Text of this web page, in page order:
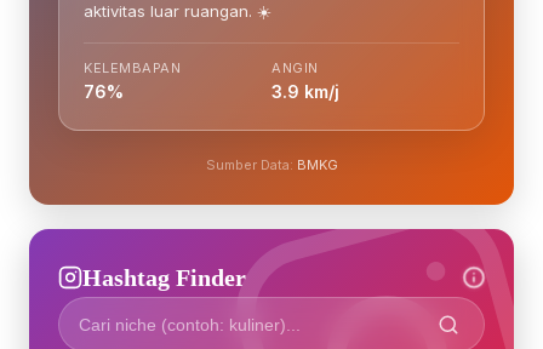
aktivitas luar ruangan. ☀️
KELEMBAPAN
76%
ANGIN
3.9 km/j
Sumber Data: BMKG
Hashtag Finder